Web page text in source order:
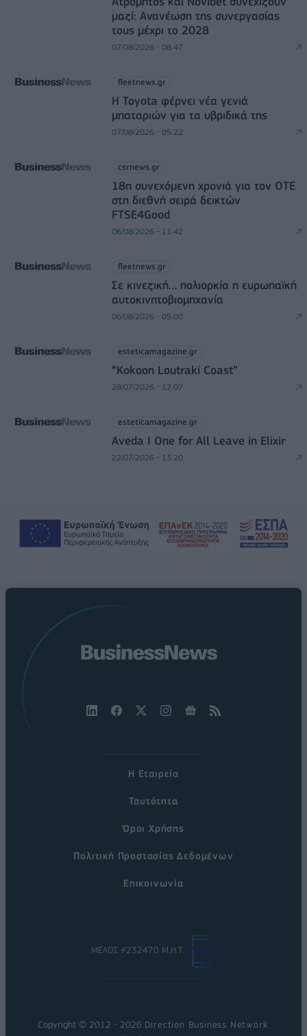
μαζί: Ανανέωση της συνεργασίας
τους μέχρι το 2028
07/08/2026 - 08:47
fleetnews.gr
Η Toyota φέρνει νέα γενιά
μπαταριών για τα υβριδικά της
07/08/2026 - 05:22
csrnews.gr
18η συνεχόμενη χρονιά για τον ΟΤΕ
στη διεθνή σειρά δεικτών
FTSE4Good
06/08/2026 - 11:42
fleetnews.gr
Σε κινεζική… πολιορκία η ευρωπαϊκή
αυτοκινητοβιομηχανία
06/08/2026 - 05:00
esteticamagazine.gr
“Kokoon Loutraki Coast”
28/07/2026 - 12:07
esteticamagazine.gr
Aveda I One for All Leave in Elixir
22/07/2026 - 13:20
Η Εταιρεία
Ταυτότητα
Όροι Χρήσης
Πολιτική Προστασίας Δεδομένων
Επικοινωνία
ΜΕΛΟΣ #232470 Μ.Η.Τ.
Copyright © 2012 - 2026 Direction Business Network